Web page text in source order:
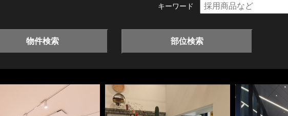
キーワード
物件検索 部位検索